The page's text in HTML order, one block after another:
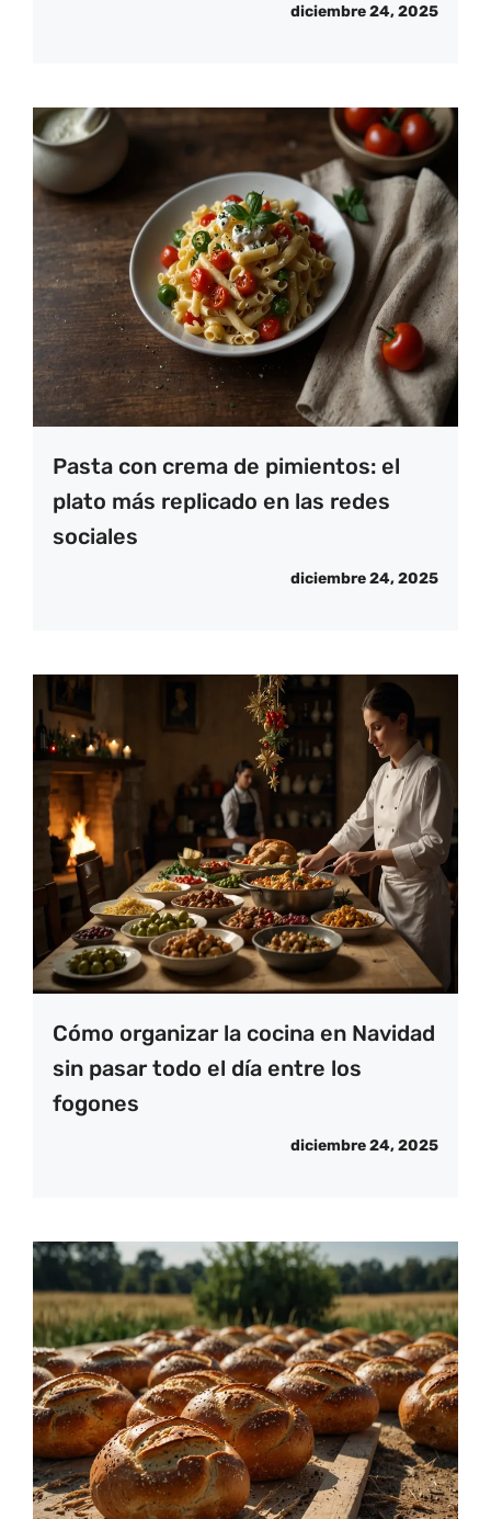
diciembre 24, 2025
Pasta con crema de pimientos: el
plato más replicado en las redes
sociales
diciembre 24, 2025
Cómo organizar la cocina en Navidad
sin pasar todo el día entre los
fogones
diciembre 24, 2025